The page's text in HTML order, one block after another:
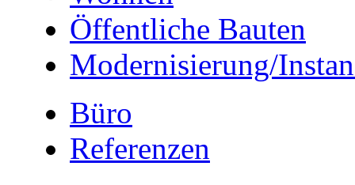
Öffentliche Bauten
Modernisierung/
Büro
Referenzen